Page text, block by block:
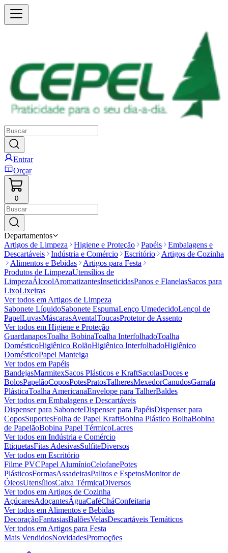
Entrar
Orçar
0
Departamentos
Artigos de Limpeza
Higiene e Proteção Papéis
Embalagens e
Descartáveis
Indústria e Comércio Escritório
Artigos de Cozinha
Alimentos e Bebidas
Artigos para Festa
Produtos de LimpezaUtensílios de
LimpezaÁlcoolAromatizantesInseticidasPanos e FlanelasSacos para
LixoLixeiras
Ver todos em Artigos de Limpeza
Sabonete LíquidoSabonete EspumaLenço UmedecidoLençol de
PapelLuvasMáscarasAventalToucasProtetor de Assento
Ver todos em Higiene e Proteção
GuardanaposToalha BobinaToalha InterfolhadoToalha
DomésticoHigiênico RolãoHigiênico InterfolhadoHigiênico
DomésticoPapel Manteiga
Ver todos em Papéis
BandejasMarmitexSacos Plásticos e KraftSacolasDoces e
BolosPapelãoCoposPotesPratosTalheresMexedorCanudosGarrafa
PlásticaToalha AmericanaEnvelope para TalherBaldes
Ver todos em Embalagens e Descartáveis
Dispenser para SaboneteDispenser para PapéisDispenser para
CoposSuportesFolha de Papel KraftBobina Plástico BolhaBobina
de PapelãoBobina Papel TérmicoLacres
Ver todos em Indústria e Comércio
EtiquetasFitas AdesivasSulfiteDiversos
Ver todos em Escritório
Filme PVCPapel AlumínioCelofanePotes
PlásticosFormasAssadeirasPalitos e EspetosMonitor de
ÓleosUtensíliosCaixa TérmicaDiversos
Ver todos em Artigos de Cozinha
AçúcaresAdoçantesÁguaCaféCháConfeitaria
Ver todos em Alimentos e Bebidas
DecoraçãoFantasiasBalõesVelasDescartáveis Temáticos
Ver todos em Artigos para Festa
Mais VendidosNovidadesPromoções